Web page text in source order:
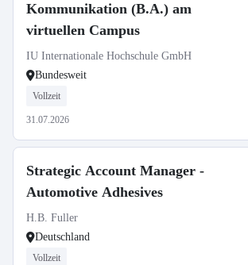
Kommunikation (B.A.) am
virtuellen Campus
IU Internationale Hochschule GmbH
Bundesweit
Vollzeit
31.07.2026
Strategic Account Manager -
Automotive Adhesives
H.B. Fuller
Deutschland
Vollzeit